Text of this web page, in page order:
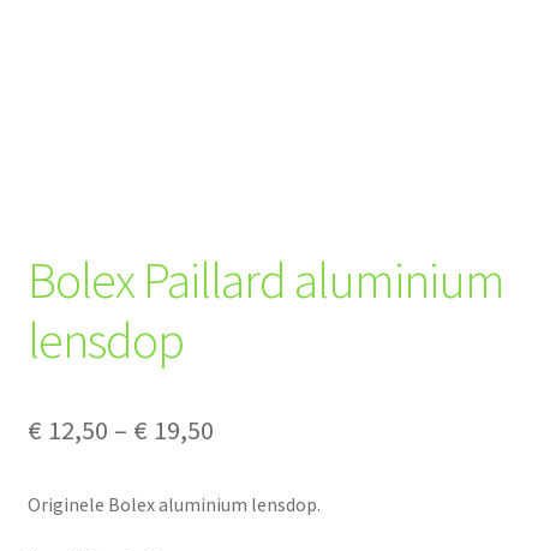
Bolex Paillard aluminium
lensdop
€ 12,50 – € 19,50Price
€ 12,50
Originele Bolex aluminium lensdop.